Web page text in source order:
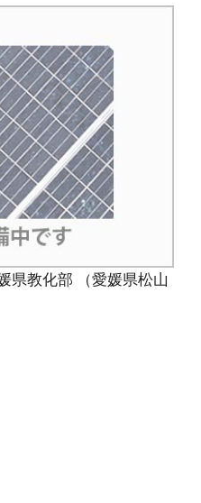
県教化部 （愛媛県松山